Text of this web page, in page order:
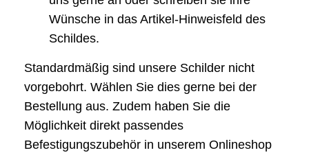
Wünsche in das Artikel-Hinweisfeld des
Schildes.
Standardmäßig sind unsere Schilder nicht
vorgebohrt. Wählen Sie dies gerne bei der
Bestellung aus. Zudem haben Sie die
Möglichkeit direkt passendes
Befestigungszubehör in unserem Onlineshop